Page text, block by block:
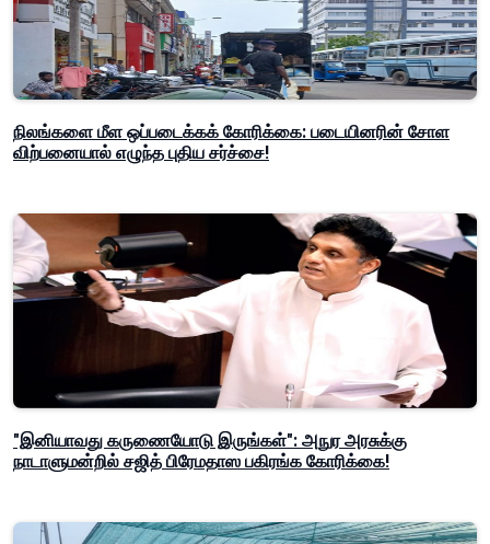
நிலங்களை மீள ஒப்படைக்கக் கோரிக்கை: படையினரின் சோள
விற்பனையால் எழுந்த புதிய சர்ச்சை!
"இனியாவது கருணையோடு இருங்கள்": அநுர அரசுக்கு
நாடாளுமன்றில் சஜித் பிரேமதாஸ பகிரங்க கோரிக்கை!